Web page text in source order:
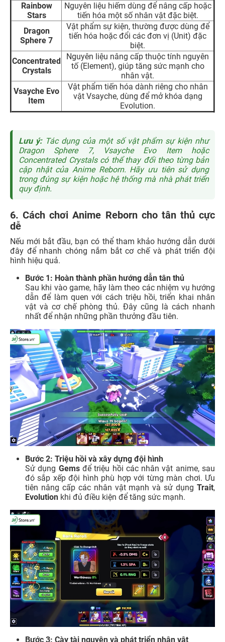
Rainbow
Stars
Nguyên liệu hiếm dùng để nâng cấp hoặc
tiến hóa một số nhân vật đặc biệt.
Dragon
Sphere 7
Vật phẩm sự kiện, thường được dùng để
tiến hóa hoặc đổi các đơn vị (Unit) đặc
biệt.
Concentrated
Crystals
Nguyên liệu nâng cấp thuộc tính nguyên
tố (Element), giúp tăng sức mạnh cho
nhân vật.
Vsayche Evo
Item
Vật phẩm tiến hóa dành riêng cho nhân
vật Vsayche, dùng để mở khóa dạng
Evolution.
Lưu ý: Tác dụng của một số vật phẩm sự kiện như
Dragon Sphere 7, Vsayche Evo Item hoặc
Concentrated Crystals có thể thay đổi theo từng bản
cập nhật của Anime Reborn. Hãy ưu tiên sử dụng
trong đúng sự kiện hoặc hệ thống mà nhà phát triển
quy định.
6. Cách chơi Anime Reborn cho tân thủ cực
dễ
Nếu mới bắt đầu, bạn có thể tham khảo hướng dẫn dưới
đây để nhanh chóng nắm bắt cơ chế và phát triển đội
hình hiệu quả.
Bước 1: Hoàn thành phần hướng dẫn tân thủ
Sau khi vào game, hãy làm theo các nhiệm vụ hướng
dẫn để làm quen với cách triệu hồi, triển khai nhân
vật và cơ chế phòng thủ. Đây cũng là cách nhanh
nhất để nhận những phần thưởng đầu tiên.
Bước 2: Triệu hồi và xây dựng đội hình
Sử dụng Gemsđể triệu hồi các nhân vật anime, sau
đó sắp xếp đội hình phù hợp với từng màn chơi. Ưu
tiên nâng cấp các nhân vật mạnh và sử dụng Trait,
Evolution khi đủ điều kiện để tăng sức mạnh.
Bước 3: Cày tài nguyên và phát triển nhân vật